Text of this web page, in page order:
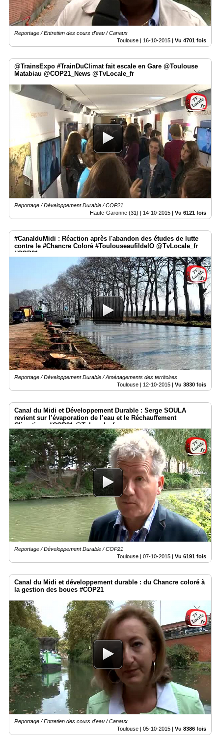
Reportage / Entretien des cours d'eau / Canaux
Toulouse | 16-10-2015 Vu 4701 fois
@TrainsExpo #TrainDuClimat fait escale en Gare @Toulouse
Matabiau @COP21_News @TvLocale_fr
Reportage / Développement Durable / COP21
Haute-Garonne (31) | 14-10-2015 | Vu 6121 fois
#CanalduMidi : Réaction après l'abandon des études de lutte
contre le #Chancre Coloré #ToulouseaufildelO @TvLocale_fr
#COP21
Reportage / Développement Durable / Aménagements des territoires
Toulouse | 12-10-2015 | Vu 3830 fois
Canal du Midi et Développement Durable : Serge SOULA
revient sur l’évaporation de l’eau et le Réchauffement
Climatique #COP21 @TvLocale_fr
Reportage / Développement Durable / COP21
Toulouse | 07-10-2015 Vu 6191 fois
Canal du Midi et développement durable : du Chancre coloré à
la gestion des boues #COP21
Reportage / Entretien des cours d'eau / Canaux
Toulouse | 05-10-2015 | Vu 8386 fois